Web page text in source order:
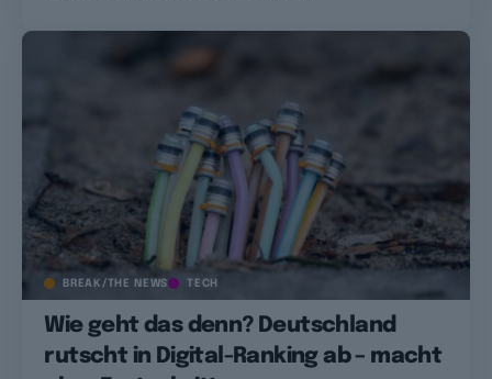
BREAK/THE NEWS TECH
Wie geht das denn? Deutschland
rutscht in Digital-Ranking ab – macht